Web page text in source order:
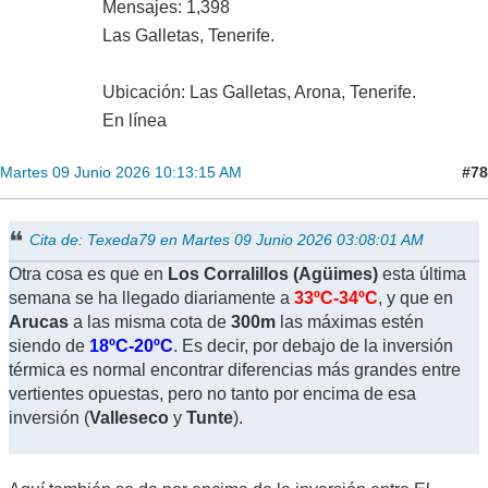
Mensajes: 1,398
Las Galletas, Tenerife.
Ubicación: Las Galletas, Arona, Tenerife.
En línea
Martes 09 Junio 2026 10:13:15 AM #78
Cita de: Texeda79 en Martes 09 Junio 2026 03:08:01 AM
Otra cosa es que en Los Corralillos (Agüimes) esta última
semana se ha llegado diariamente a 33ºC-34ºC, y que en
Arucas a las misma cota de 300m las máximas estén
siendo de 18ºC-20ºC. Es decir, por debajo de la inversión
térmica es normal encontrar diferencias más grandes entre
vertientes opuestas, pero no tanto por encima de esa
inversión (Valleseco y Tunte).